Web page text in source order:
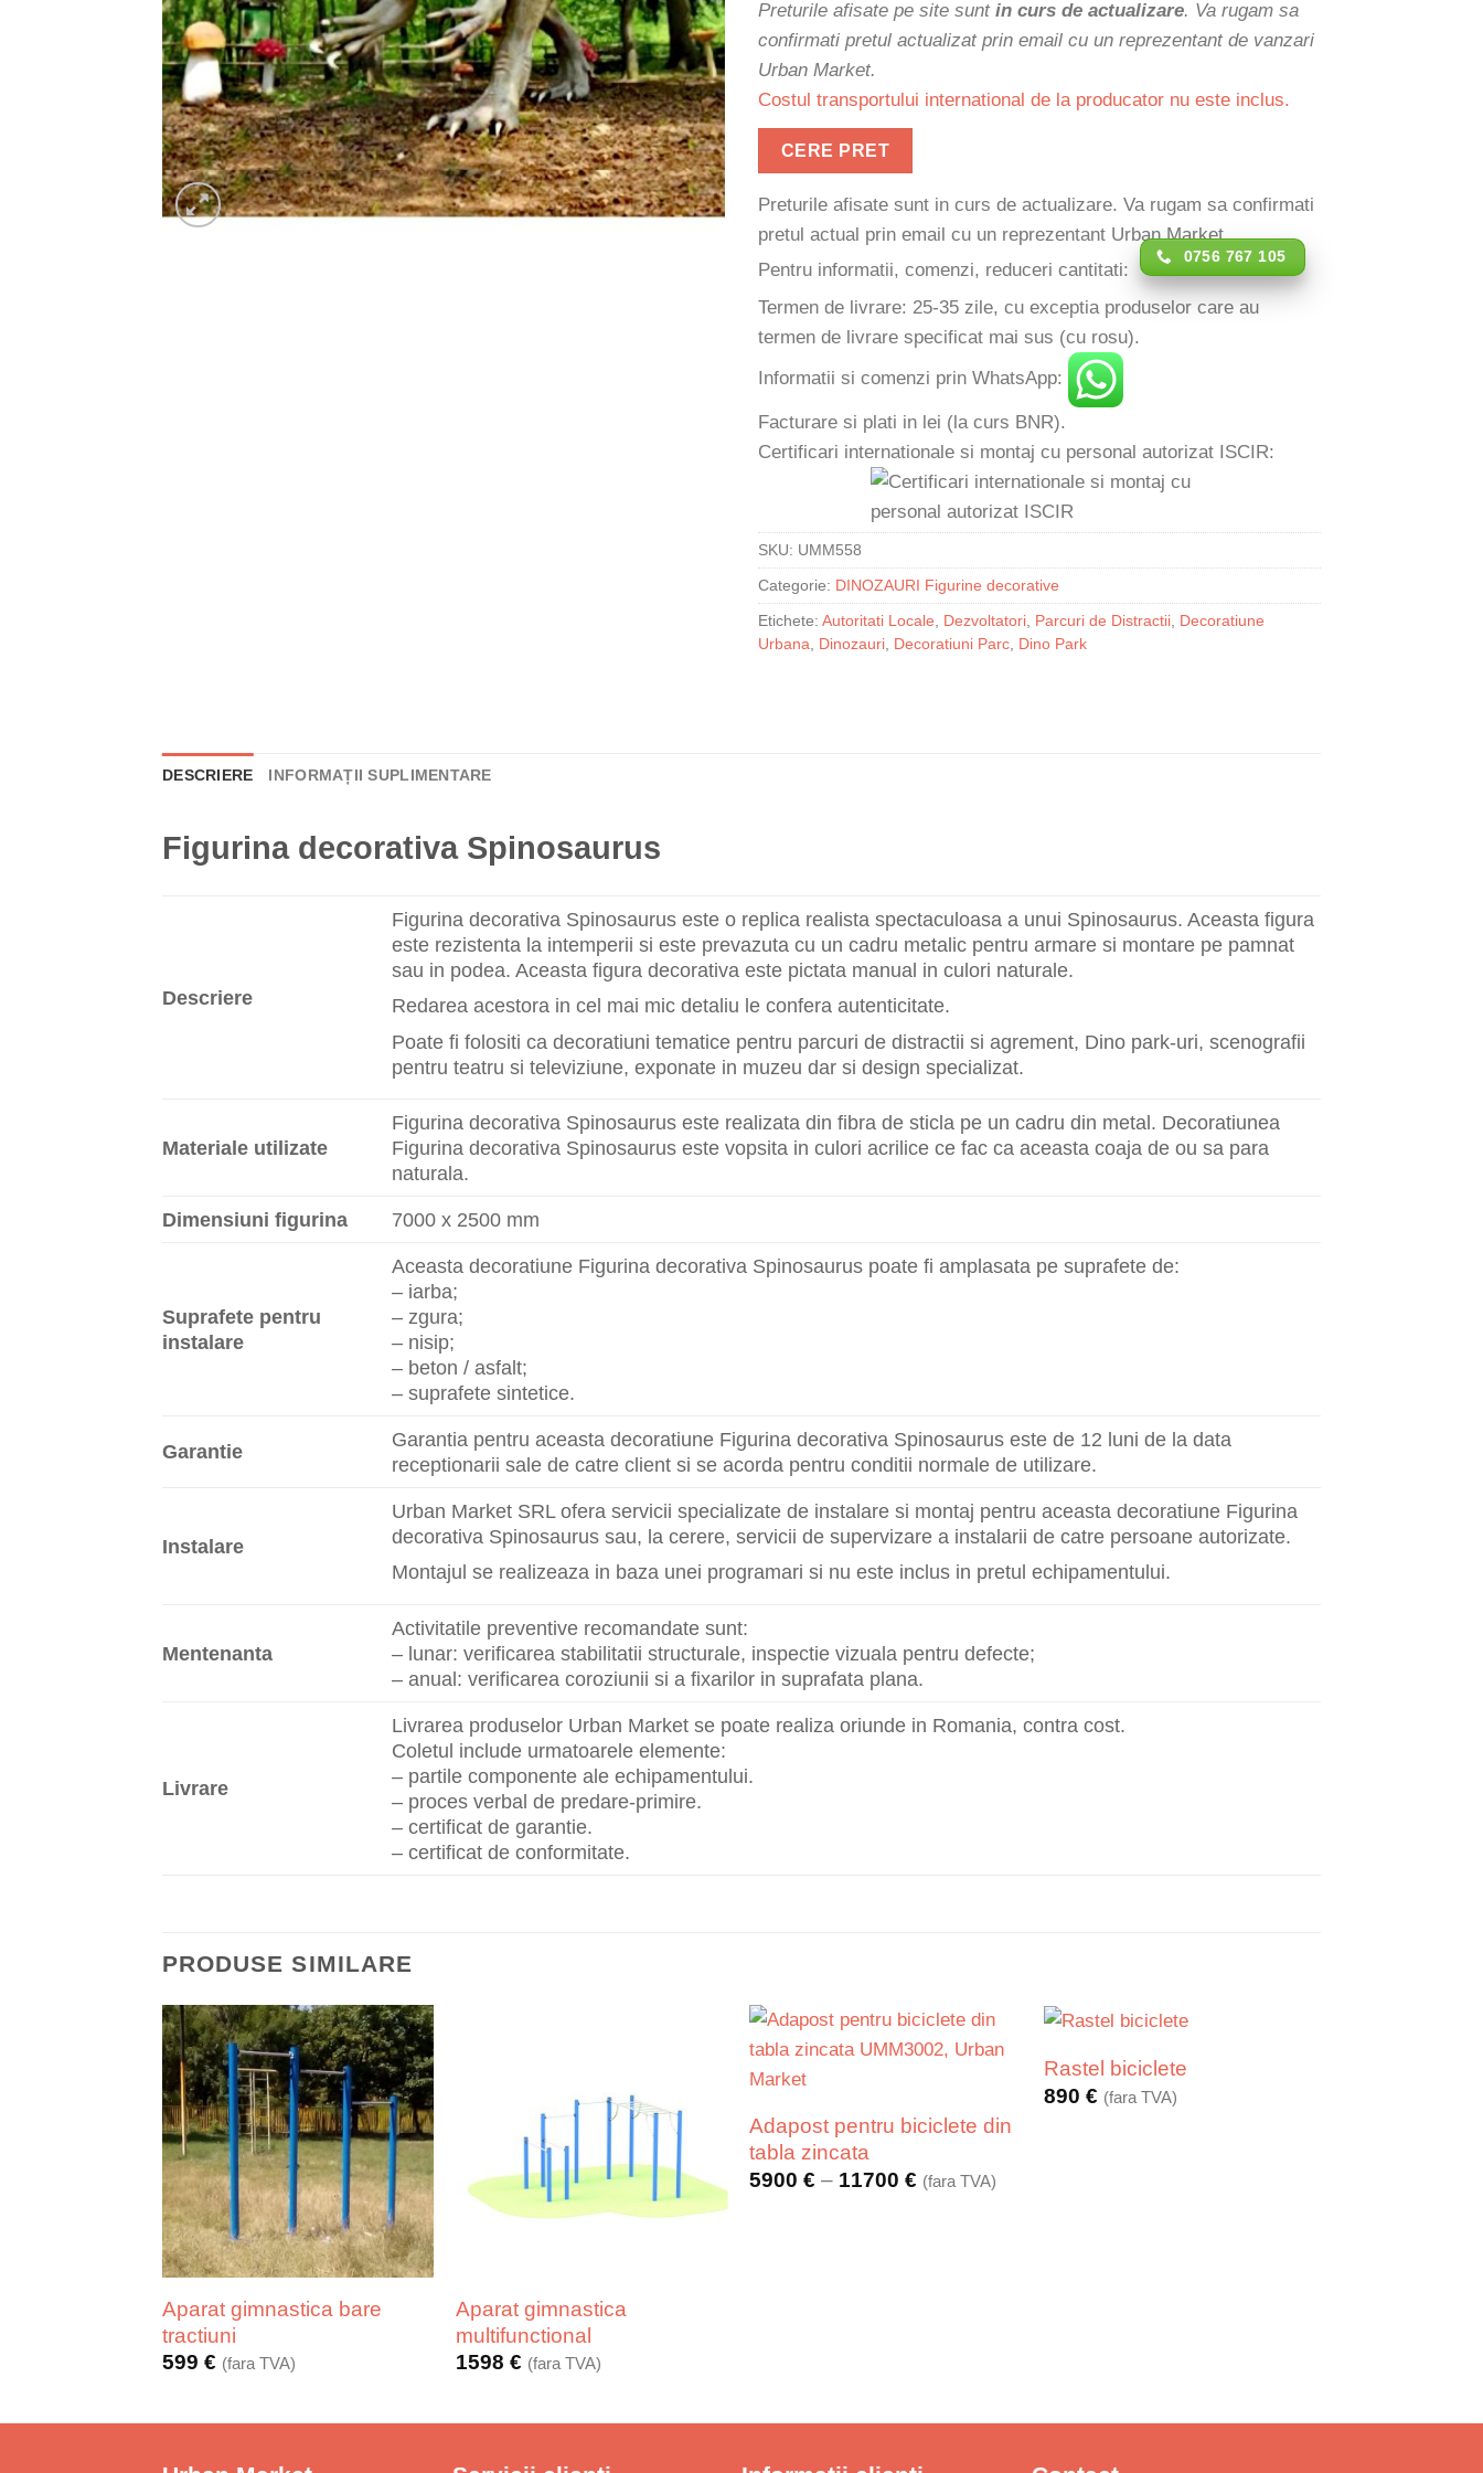
Preturile afisate pe site sunt in curs de actualizare. Va rugam sa
confirmati pretul actualizat prin email cu un reprezentant de vanzari
Urban Market.
Costul transportului international de la producator nu este inclus.
CERE PRET
Preturile afisate sunt in curs de actualizare. Va rugam sa confirmati
pretul actual prin email cu un reprezentant Urban Market.
Pentru informatii, comenzi, reduceri cantitati:
0756 767 105
Termen de livrare: 25-35 zile, cu exceptia produselor care au
termen de livrare specificat mai sus (cu rosu).
Informatii si comenzi prin WhatsApp:
Facturare si plati in lei (la curs BNR).
Certificari internationale si montaj cu personal autorizat ISCIR:
SKU: UMM558
Categorie: DINOZAURI Figurine decorative
Etichete: Autoritati Locale Dezvoltatori Parcuri de Distractii Decoratiune
Urbana
Dinozauri Decoratiuni Parc Dino Park
DESCRIERE INFORMAȚII SUPLIMENTARE
Figurina decorativa Spinosaurus
Descriere
Figurina decorativa Spinosaurus este o replica realista spectaculoasa a unui Spinosaurus. Aceasta figura
este rezistenta la intemperii si este prevazuta cu un cadru metalic pentru armare si montare pe pamnat
sau in podea. Aceasta figura decorativa este pictata manual in culori naturale.
Redarea acestora in cel mai mic detaliu le confera autenticitate.
Poate fi folositi ca decoratiuni tematice pentru parcuri de distractii si agrement, Dino park-uri, scenografii
pentru teatru si televiziune, exponate in muzeu dar si design specializat.
Materiale utilizate
Figurina decorativa Spinosaurus este realizata din fibra de sticla pe un cadru din metal. Decoratiunea
Figurina decorativa Spinosaurus este vopsita in culori acrilice ce fac ca aceasta coaja de ou sa para
naturala.
Dimensiuni figurina
7000 x 2500 mm
Suprafete pentru
instalare
Aceasta decoratiune Figurina decorativa Spinosaurus poate fi amplasata pe suprafete de:
– iarba;
– zgura;
– nisip;
– beton / asfalt;
– suprafete sintetice.
Garantie
Garantia pentru aceasta decoratiune Figurina decorativa Spinosaurus este de 12 luni de la data
receptionarii sale de catre client si se acorda pentru conditii normale de utilizare.
Instalare
Urban Market SRL ofera servicii specializate de instalare si montaj pentru aceasta decoratiune Figurina
decorativa Spinosaurus sau, la cerere, servicii de supervizare a instalarii de catre persoane autorizate.
Montajul se realizeaza in baza unei programari si nu este inclus in pretul echipamentului.
Mentenanta
Activitatile preventive recomandate sunt:
– lunar: verificarea stabilitatii structurale, inspectie vizuala pentru defecte;
– anual: verificarea coroziunii si a fixarilor in suprafata plana.
Livrare
Livrarea produselor Urban Market se poate realiza oriunde in Romania, contra cost.
Coletul include urmatoarele elemente:
– partile componente ale echipamentului.
– proces verbal de predare-primire.
– certificat de garantie.
– certificat de conformitate.
PRODUSE SIMILARE
Aparat gimnastica bare
tractiuni
599 € (fara TVA)
Aparat gimnastica
multifunctional
1598€ (fara TVA)
Adapost pentru biciclete din
tabla zincata
5900€ – 11700€ Interval
de
(fara TVA)
Rastel biciclete
890 € (fara TVA)